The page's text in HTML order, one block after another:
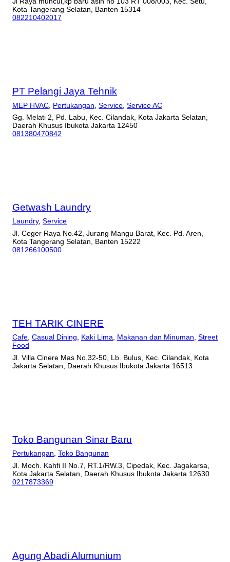
Kota Tangerang Selatan, Banten 15314
082210402017
PT Pelangi Jaya Tehnik
MEP HVAC Pertukangan Service Service AC
Gg. Melati 2, Pd. Labu, Kec. Cilandak, Kota Jakarta Selatan,
Daerah Khusus Ibukota Jakarta 12450
081380470842
Getwash Laundry
Laundry, Service
Jl. Ceger Raya No.42, Jurang Mangu Barat, Kec. Pd. Aren,
Kota Tangerang Selatan, Banten 15222
081266100500
TEH TARIK CINERE
Cafe, Casual Dining, Kaki Lima, Makanan dan Minuman, Street
Food
Jl. Villa Cinere Mas No.32-50, Lb. Bulus, Kec. Cilandak, Kota
Jakarta Selatan, Daerah Khusus Ibukota Jakarta 16513
Toko Bangunan Sinar Baru
Pertukangan, Toko Bangunan
Jl. Moch. Kahfi II No.7, RT.1/RW.3, Cipedak, Kec. Jagakarsa,
Kota Jakarta Selatan, Daerah Khusus Ibukota Jakarta 12630
0217873369
Agung Abadi Alumunium